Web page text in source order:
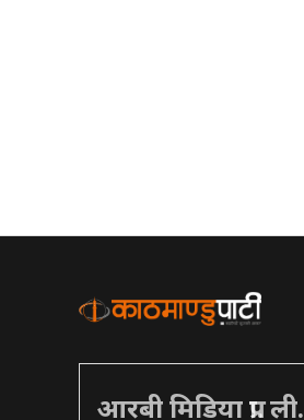
आरबी मिडिया प्रा. ली.